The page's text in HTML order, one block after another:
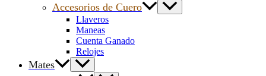
Accesorios de Cuero
Llaveros
Maneas
Cuenta Ganado
Relojes
Mates